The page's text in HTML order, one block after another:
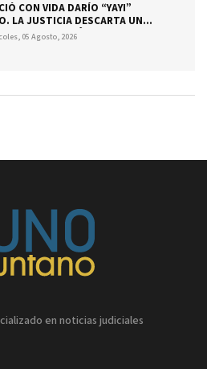
CON VIDA DARÍO “YAYI”
LA JUSTICIA DESCARTA UN
Y CONTINÚA LA
05 Agosto, 2026
en noticias judiciales